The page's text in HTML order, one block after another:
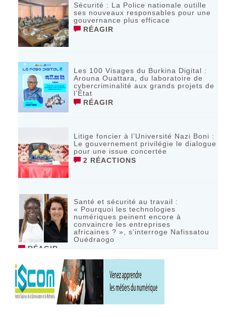
Sécurité : La Police nationale outille
ses nouveaux responsables pour une
gouvernance plus efficace
RÉAGIR
Les 100 Visages du Burkina Digital :
Arouna Ouattara, du laboratoire de
cybercriminalité aux grands projets de
l’État
RÉAGIR
Litige foncier à l’Université Nazi Boni :
Le gouvernement privilégie le dialogue
pour une issue concertée
2 RÉACTIONS
Santé et sécurité au travail :
« Pourquoi les technologies
numériques peinent encore à
convaincre les entreprises
africaines ? », s’interroge Nafissatou
Ouédraogo
RÉAGIR